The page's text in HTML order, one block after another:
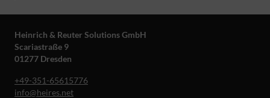
Heinrich & Reuter Solutions GmbH
Scariastraße 9
01277 Dresden
+49-351-65615776
info@heires.net